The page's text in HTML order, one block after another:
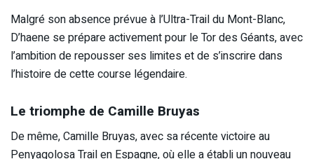
Malgré son absence prévue à l’Ultra-Trail du Mont-Blanc,
D’haene se prépare activement pour le Tor des Géants, avec
l’ambition de repousser ses limites et de s’inscrire dans
l’histoire de cette course légendaire.
Le triomphe de Camille Bruyas
De même, Camille Bruyas, avec sa récente victoire au
Penyagolosa Trail en Espagne, où elle a établi un nouveau